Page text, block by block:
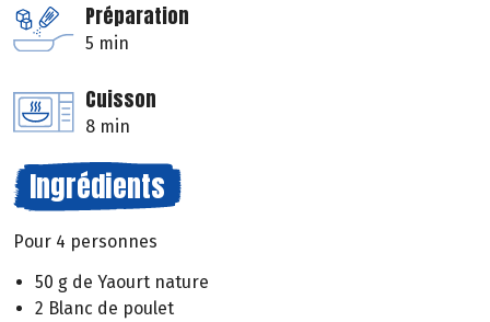
Préparation
5 min
Cuisson
8 min
Ingrédients
Pour 4 personnes
50 g de Yaourt nature
2 Blanc de poulet